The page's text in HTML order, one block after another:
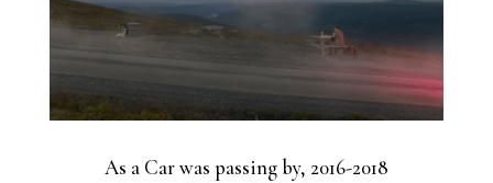
As a Car was passing by, 2016-2018